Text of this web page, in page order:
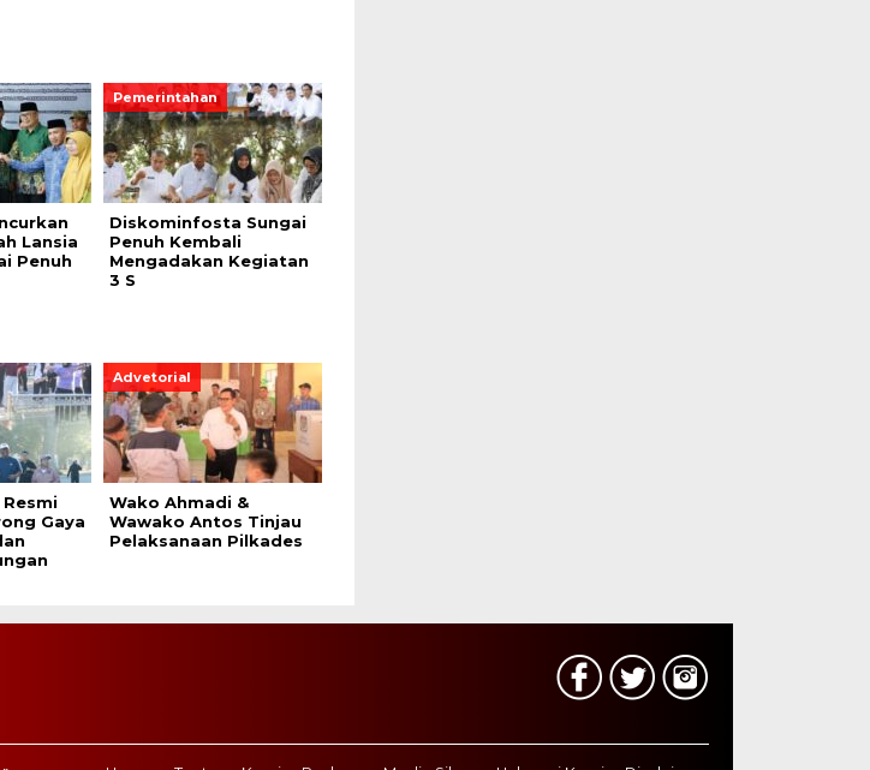
Lansia
Penuh
Pemerintahan
Diskominfosta Sungai
Penuh Kembali
Mengadakan Kegiatan
3 S
Gaya
Advetorial
Wako Ahmadi &
Wawako Antos Tinjau
Pelaksanaan Pilkades